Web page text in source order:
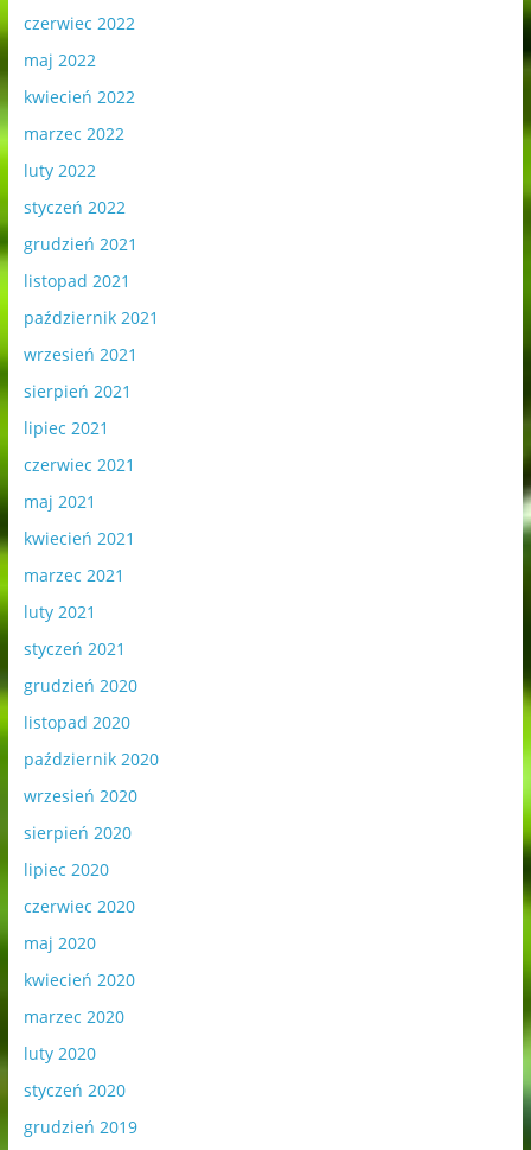
czerwiec 2022
maj 2022
kwiecień 2022
marzec 2022
luty 2022
styczeń 2022
grudzień 2021
listopad 2021
październik 2021
wrzesień 2021
sierpień 2021
lipiec 2021
czerwiec 2021
maj 2021
kwiecień 2021
marzec 2021
luty 2021
styczeń 2021
grudzień 2020
listopad 2020
październik 2020
wrzesień 2020
sierpień 2020
lipiec 2020
czerwiec 2020
maj 2020
kwiecień 2020
marzec 2020
luty 2020
styczeń 2020
grudzień 2019